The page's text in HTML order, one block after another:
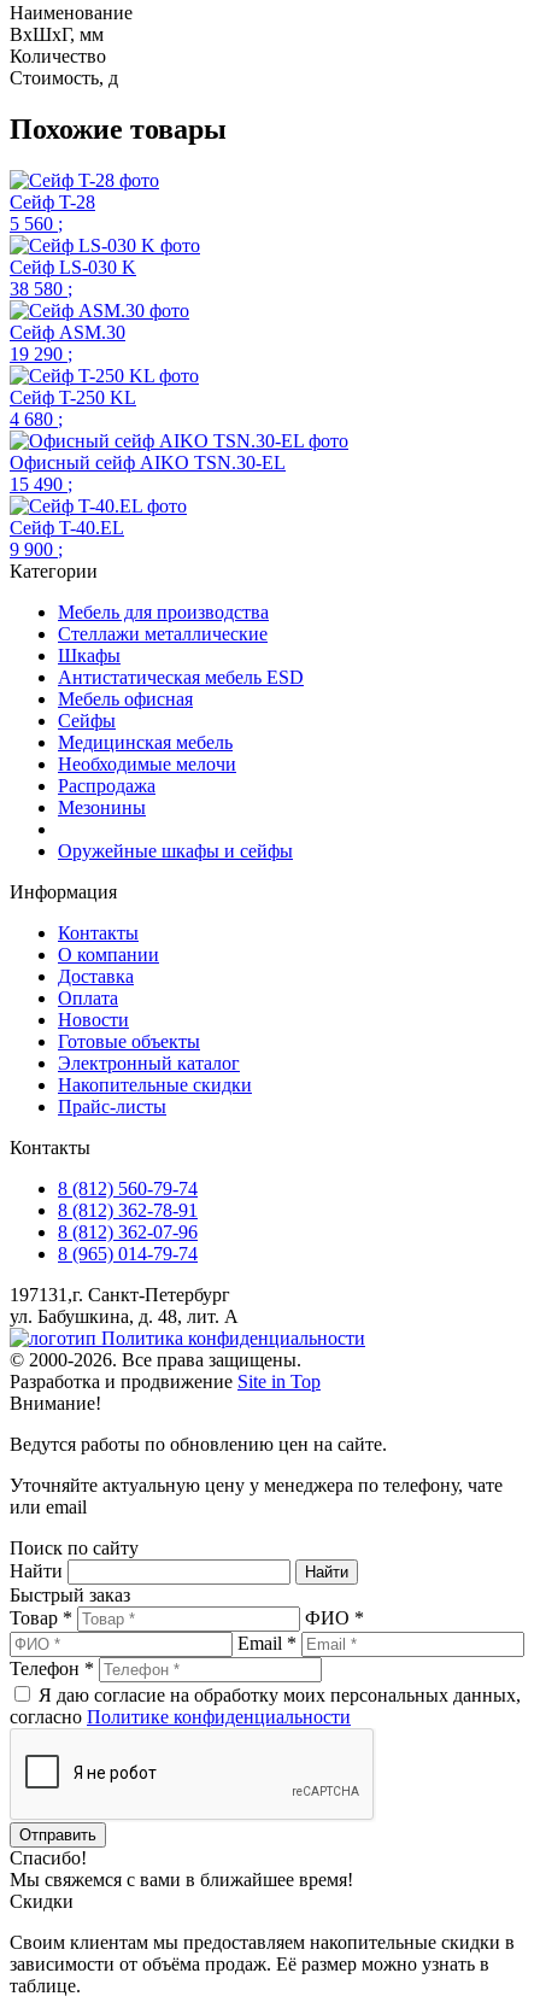
Наименование
ВхШхГ, мм
Количество
Стоимость, д
Похожие товары
Сейф T-28
5 560 ;
Сейф LS-030 K
38 580 ;
Сейф ASM.30
19 290 ;
Сейф T-250 KL
4 680 ;
Офисный сейф AIKO TSN.30-EL
15 490 ;
Сейф T-40.EL
9 900 ;
Категории
Мебель для производства
Стеллажи металлические
Шкафы
Антистатическая мебель ESD
Мебель офисная
Сейфы
Медицинская мебель
Необходимые мелочи
Распродажа
Мезонины
Оружейные шкафы и сейфы
Информация
Контакты
О компании
Доставка
Оплата
Новости
Готовые объекты
Электронный каталог
Накопительные скидки
Прайс-листы
Контакты
8 (812) 560-79-74
8 (812) 362-78-91
8 (812) 362-07-96
8 (965) 014-79-74
197131,г. Санкт-Петербург
ул. Бабушкина, д. 48, лит. А
Политика конфиденциальности
© 2000-2026. Все права защищены.
Разработка и продвижение Site in Top
Внимание!
Ведутся работы по обновлению цен на сайте.
Уточняйте актуальную цену у менеджера по телефону, чате
или email
Поиск по сайту
Найти
Быстрый заказ
Товар *
ФИО *
Email *
Телефон *
Я даю согласие на обработку моих персональных данных,
согласно Политике конфиденциальности
Спасибо!
Мы свяжемся с вами в ближайшее время!
Скидки
Своим клиентам мы предоставляем накопительные скидки в
зависимости от объёма продаж. Её размер можно узнать в
таблице.